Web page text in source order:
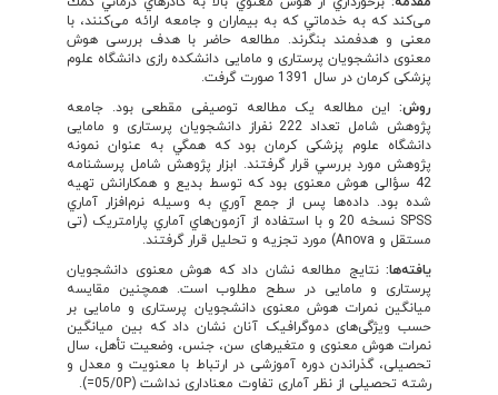
می‌كند که به خدماتي كه به بيماران و جامعه ارائه می‌كنند، با
معنی و هدفمند بنگرند. مطالعه حاضر با هدف بررسی هوش
معنوی دانشجویان پرستاری و مامایی دانشکده رازی دانشگاه علوم
پزشکی کرمان در سال 1391 صورت گرفت.
روش: این مطالعه یک مطالعه توصیفی مقطعی بود. جامعه
پژوهش شامل تعداد 222 نفراز دانشجویان پرستاری و مامایی
دانشگاه علوم پزشکی کرمان بود که همگي به عنوان نمونه
پژوهش مورد بررسي قرار گرفتند. ابزار پژوهش شامل پرسشنامه
42 سؤالی هوش معنوی بود که توسط بدیع و همکارانش تهیه
شده بود. داده‌ها پس از جمع آوري به وسيله نرم‌افزار آماري
SPSS نسخه 20 و با استفاده از آزمو‌ن‌هاي آماري پارامتریک (تی
مستقل و Anova) مورد تجزيه و تحليل قرار گرفتند.
یافته‌ها: نتايج مطالعه نشان داد که هوش معنوی دانشجویان
پرستاری و مامایی در سطح مطلوب است. همچنین مقایسه
میانگین نمرات هوش معنوی دانشجویان پرستاری و مامایی بر
حسب ویژگی‌های دموگرافیک آنان نشان داد که بين ميانگين
نمرات هوش معنوی و متغیرهای سن، جنس، وضعیت تأهل، سال
تحصیلی، گذراندن دوره آموزشی در ارتباط با معنویت و معدل و
رشته تحصیلی از نظر آماری تفاوت معناداری نداشت (05/0P=).